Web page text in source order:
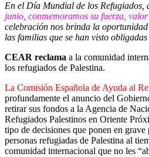
En el Día Mundial de los Refugiados,
junio, conmemoramos su fuerza,
celebración nos brinda la
las familias que se han visto
CEAR reclama a la comunidad
los refugiados de Palestina.
La Comisión Española de Ayuda al
profundamente el anuncio del
retirar sus fondos a la Agencia de
Refugiados Palestinos en Oriente
tipo de decisiones que ponen en
personas refugiadas de Palestina al
comunidad internacional que no les